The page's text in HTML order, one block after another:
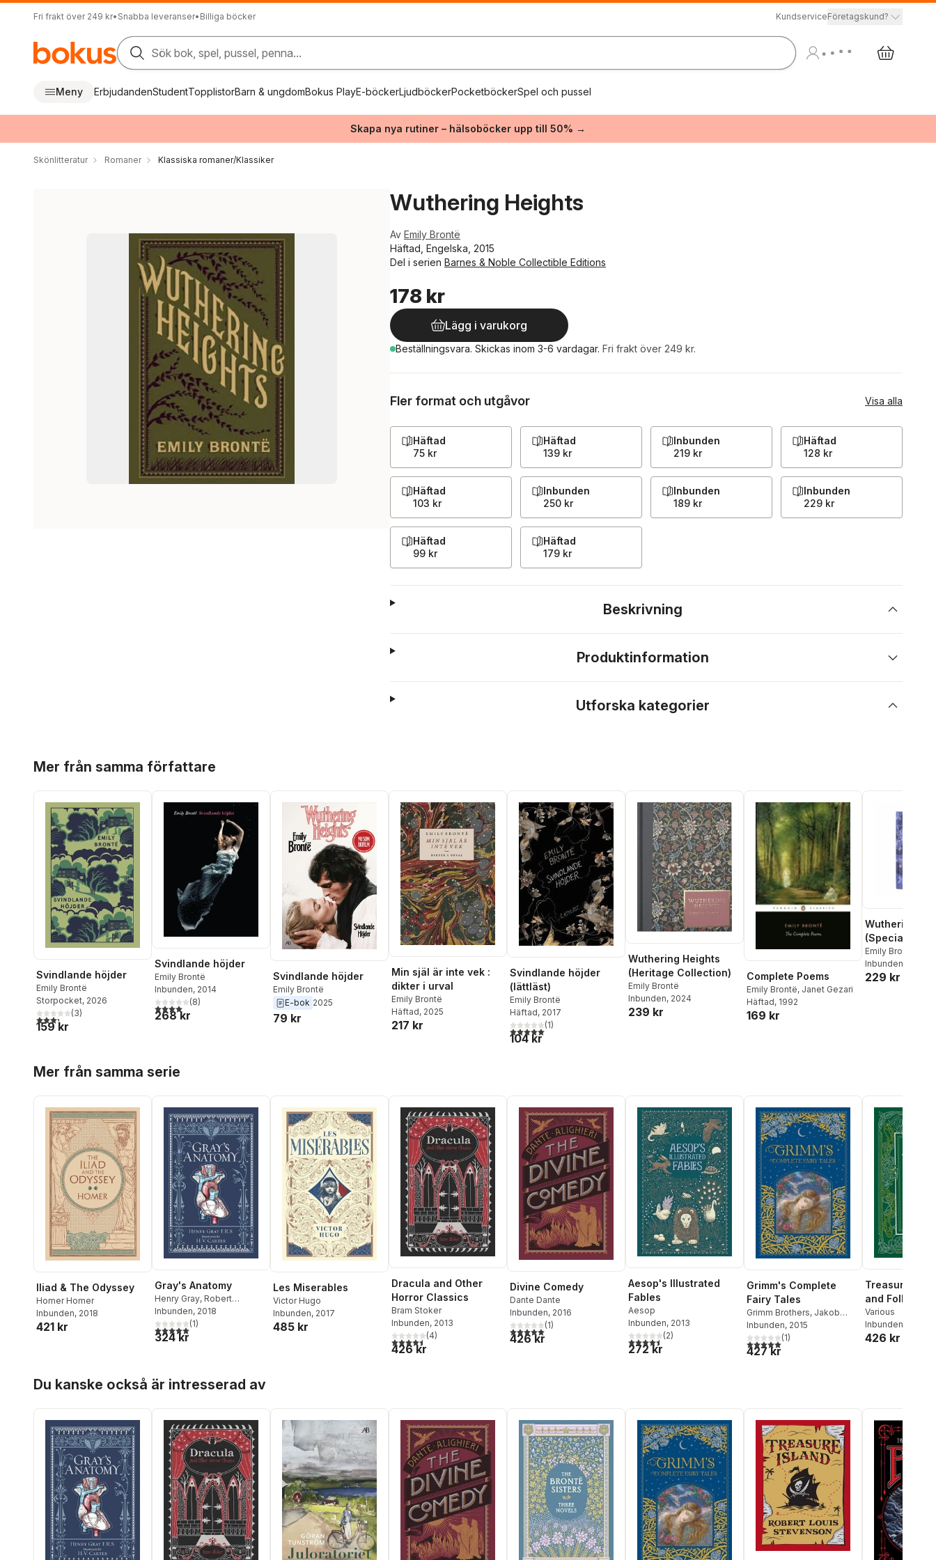
Fri frakt över 249 kr• Snabba leveranser• Billiga böcker KundserviceFöretagskund?
Sök bok, spel, pussel, penna...
Meny ErbjudandenStudentTopplistorBarn & ungdomBokus PlayE-böckerLjudböckerPocketböckerSpel och pussel
Skapa nya rutiner – hälsoböcker upp till 50% →
Skönlitteratur Romaner Klassiska romaner/Klassiker
Wuthering Heights
Av Emily Brontë
Häftad, Engelska, 2015
Del i serien Barnes & Noble Collectible Editions
178 kr
Lägg i varukorg
Beställningsvara. Skickas inom 3-6 vardagar. Fri frakt över 249 kr.
Fler format och utgåvor Visa alla
Häftad
75 kr
Häftad
139 kr
Inbunden
219 kr
Häftad
128 kr
Häftad
103 kr
Inbunden
250 kr
Inbunden
189 kr
Inbunden
229 kr
Häftad
99 kr
Häftad
179 kr
Beskrivning
Produktinformation
Utforska kategorier
Mer från samma författare
Svindlande höjder
Emily Brontë
Storpocket, 2026
3,3utav 5 stjärnor. Totalt antal röster:
(3)
159 kr
Svindlande höjder
Emily Brontë
Inbunden, 2014
4,0utav 5 stjärnor. Totalt antal röster:
(8)
268 kr
Svindlande höjder
Emily Brontë
E-bok 2025
79 kr
Min själ är inte vek :
dikter i urval
Emily Brontë
Häftad, 2025
217 kr
Svindlande höjder
(lättläst)
Emily Brontë
Häftad, 2017
5,0utav 5 stjärnor. Totalt antal röster:
(1)
104 kr
Wuthering Heights
(Heritage Collection)
Emily Brontë
Inbunden, 2024
239 kr
Complete Poems
Emily Brontë, Janet Gezari
Häftad, 1992
169 kr
Wuthering
(Special
Emily Brontë
Inbunden
229 kr
Mer från samma serie
Iliad & The Odyssey
Homer Homer
Inbunden, 2018
421 kr
Gray's Anatomy
Henry Gray, Robert
Howden,T. Pick P
Inbunden, 2018
5,0utav 5 stjärnor. Totalt antal röster:
(1)
324 kr
Les Miserables
Victor Hugo
Inbunden, 2017
485 kr
Dracula and Other
Horror Classics
Bram Stoker
Inbunden, 2013
4,5utav 5 stjärnor. Totalt antal röster:
(4)
426 kr
Divine Comedy
Dante Dante
Inbunden, 2016
5,0utav 5 stjärnor. Totalt antal röster:
(1)
426 kr
Aesop's Illustrated
Fables
Aesop
Inbunden, 2013
4,5utav 5 stjärnor. Totalt antal röster:
(2)
272 kr
Grimm's Complete
Fairy Tales
Grimm Brothers, Jakob
Grimm,Wilhelm Grimm
Inbunden, 2015
5,0utav 5 stjärnor. Totalt antal röster:
(1)
427 kr
Treasury of
and Folk Tales
Various
Inbunden
426 kr
Du kanske också är intresserad av